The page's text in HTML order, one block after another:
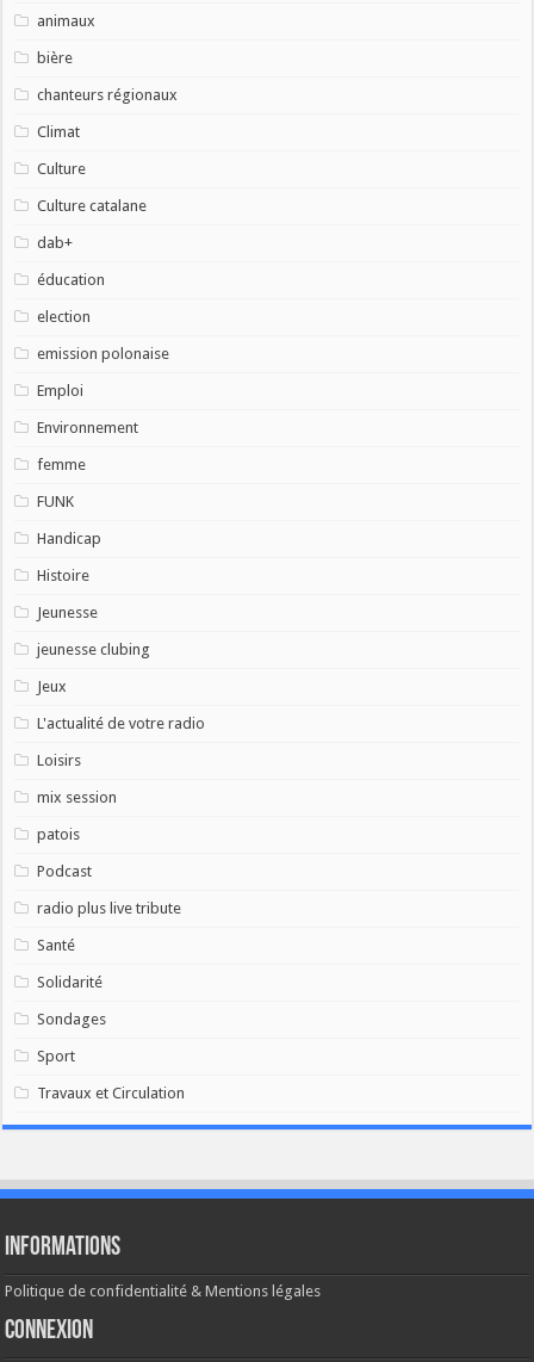
animaux
bière
chanteurs régionaux
Climat
Culture
Culture catalane
dab+
éducation
election
emission polonaise
Emploi
Environnement
femme
FUNK
Handicap
Histoire
Jeunesse
jeunesse clubing
Jeux
L'actualité de votre radio
Loisirs
mix session
patois
Podcast
radio plus live tribute
Santé
Solidarité
Sondages
Sport
Travaux et Circulation
Informations
Politique de confidentialité & Mentions légales
Connexion